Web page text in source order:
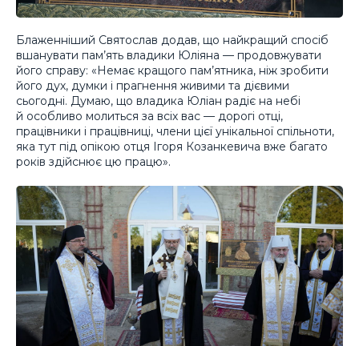
Блаженніший Святослав додав, що найкращий спосіб
вшанувати пам’ять владики Юліяна — продовжувати
його справу: «Немає кращого пам’ятника, ніж зробити
його дух, думки і прагнення живими та дієвими
сьогодні. Думаю, що владика Юліан радіє на небі
й особливо молиться за всіх вас — дорогі отці,
працівники і працівниці, члени цієї унікальної спільноти,
яка тут під опікою отця Ігоря Козанкевича вже багато
років здійснює цю працю».